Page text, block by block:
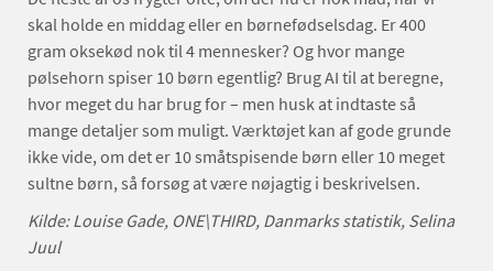
skal holde en middag eller en børnefødselsdag. Er 400
gram oksekød nok til 4 mennesker? Og hvor mange
pølsehorn spiser 10 børn egentlig? Brug AI til at beregne,
hvor meget du har brug for – men husk at indtaste så
mange detaljer som muligt. Værktøjet kan af gode grunde
ikke vide, om det er 10 småtspisende børn eller 10 meget
sultne børn, så forsøg at være nøjagtig i beskrivelsen.
Kilde: Louise Gade, ONE\THIRD, Danmarks statistik, Selina
Juul